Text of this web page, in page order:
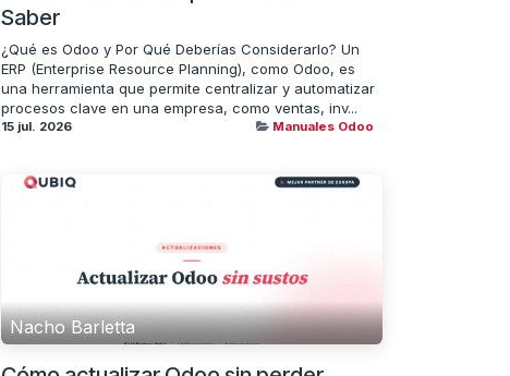
Saber
¿Qué es Odoo y Por Qué Deberías Considerarlo? Un
ERP (Enterprise Resource Planning), como Odoo, es
una herramienta que permite centralizar y automatizar
procesos clave en una empresa, como ventas, inv...
15 jul. 2026 Manuales Odoo
Nacho Barletta